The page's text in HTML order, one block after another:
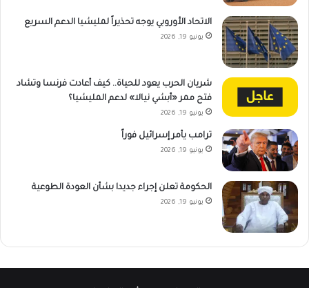
الاتحاد الأوروبي يوجه تحذيراً لمليشيا الدعم السريع
يونيو 19, 2026
شريان الحرب يعود للحياة.. كيف أعادت فرنسا وتشاد
فتح ممر «أبشي نيالا» لدعم المليشيا؟
يونيو 19, 2026
ترامب يأمر إسرائيل فوراً
يونيو 19, 2026
الحكومة تعلن إجراء جديدا بشأن العودة الطوعية
يونيو 19, 2026